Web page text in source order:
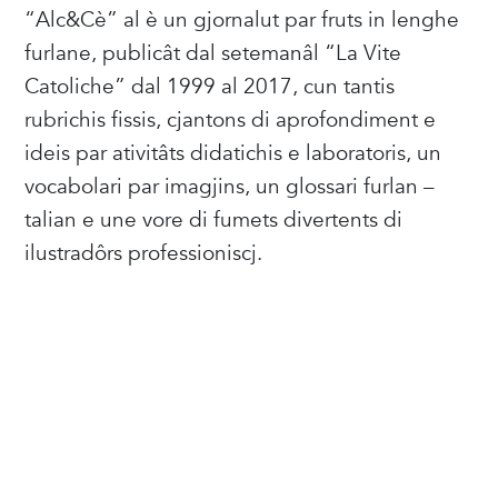
“Alc&Cè” al è un gjornalut par fruts in lenghe
furlane, publicât dal setemanâl “La Vite
Catoliche” dal 1999 al 2017, cun tantis
rubrichis fissis, cjantons di aprofondiment e
ideis par ativitâts didatichis e laboratoris, un
vocabolari par imagjins, un glossari furlan –
talian e une vore di fumets divertents di
ilustradôrs professioniscj.